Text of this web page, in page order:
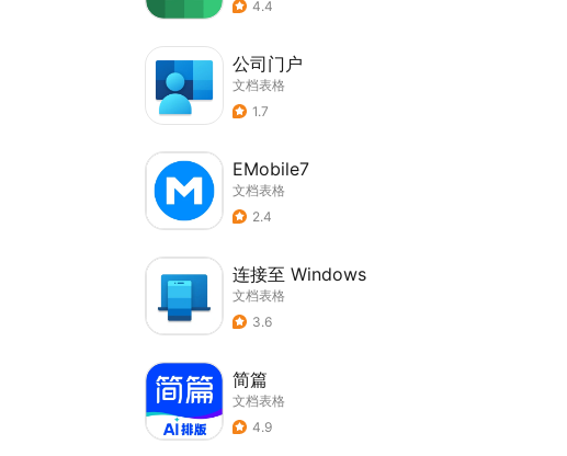
4.4
公司门户
文档表格
1.7
EMobile7
文档表格
2.4
连接至 Windows
文档表格
3.6
简篇
文档表格
4.9